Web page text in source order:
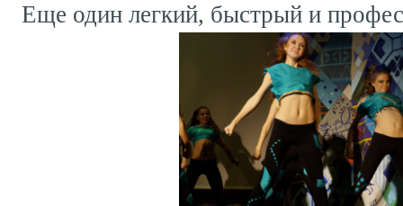
Еще один легкий, быстрый и